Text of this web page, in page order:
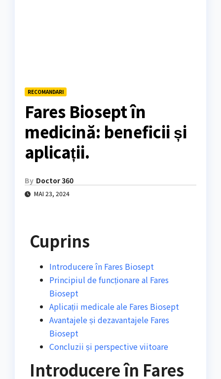
RECOMANDARI
Fares Biosept în
medicină: beneficii și
aplicații.
By Doctor 360
MAI 23, 2024
Cuprins
Introducere în Fares Biosept
Principiul de funcționare al Fares
Biosept
Aplicații medicale ale Fares Biosept
Avantajele și dezavantajele Fares
Biosept
Concluzii și perspective viitoare
Introducere în Fares